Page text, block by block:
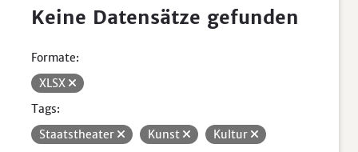
Keine Datensätze gefunden
Formate:
XLSX
Tags:
Staatstheater
Kunst
Kultur